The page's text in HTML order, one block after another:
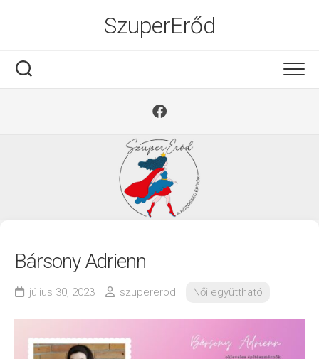
SzuperErőd
Bársony Adrienn
július 30, 2023 szupererod Női együttható